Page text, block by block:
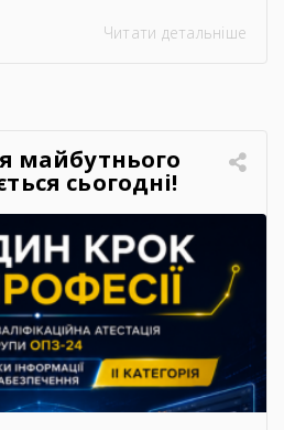
урочисте вручення
Для них це стало
етапу, а для
— ще […]
Читати детальніше
майбутнього
сьогодні!